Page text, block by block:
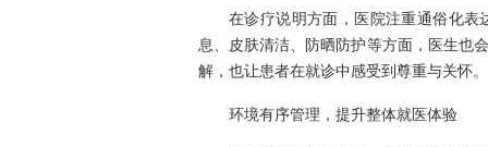
在诊疗说明方面，医院注重通俗化
息、皮肤清洁、防晒防护等方面，医生也
解，也让患者在就诊中感受到尊重与关怀。
环境有序管理，提升整体就医体验